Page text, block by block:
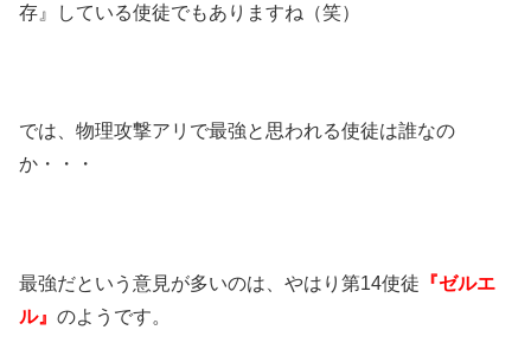
存』している使徒でもありますね（笑）
では、物理攻撃アリで最強と思われる使徒は誰なの
か・・・
最強だという意見が多いのは、やはり第14使徒 『ゼルエ
ル』 のようです。